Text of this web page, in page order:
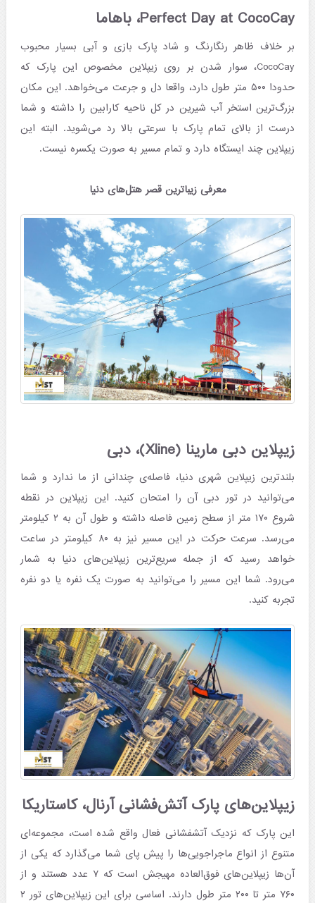
Perfect Day at CocoCay، باهاما
بر خلاف ظاهر رنگارنگ و شاد پارک بازی و آبی بسیار محبوب
CocoCay، سوار شدن بر روی زیپلاین مخصوص این پارک که
حدودا ۵۰۰ متر طول دارد، واقعا دل و جرعت می‌خواهد. این مکان
بزرگ‌ترین استخر آب شیرین در کل ناحیه کارابین را داشته و شما
درست از بالای تمام پارک با سرعتی بالا رد می‌شوید. البته این
زیپلاین چند ایستگاه دارد و تمام مسیر به صورت یکسره نیست.
معرفی زیباترین قصر هتل‌های دنیا
زیپلاین دبی مارینا (Xline)، دبی
بلندترین زیپلاین شهری دنیا، فاصله‌ی چندانی از ما ندارد و شما
می‌توانید در تور دبی آن را امتحان کنید. این زیپلاین در نقطه
شروع ۱۷۰ متر از سطح زمین فاصله داشته و طول آن به ۲ کیلومتر
می‌رسد. سرعت حرکت در این مسیر نیز به ۸۰ کیلومتر در ساعت
خواهد رسید که از جمله سریع‌ترین زیپلاین‌های دنیا به شمار
می‌رود. شما این مسیر را می‌توانید به صورت یک نفره یا دو نفره
تجربه کنید.
زیپلاین‌های پارک آتش‌فشانی آرنال، کاستاریکا
این پارک که نزدیک آتشفشانی فعال واقع شده است، مجموعه‌ای
متنوع از انواع ماجراجویی‌ها را پیش پای شما می‌گذارد که یکی از
آن‌ها زیپلاین‌های فوق‌العاده مهیجش است که ۷ عدد هستند و از
۷۶۰ متر تا ۲۰۰ متر طول دارند. اساسی برای این زیپلاین‌های تور ۲